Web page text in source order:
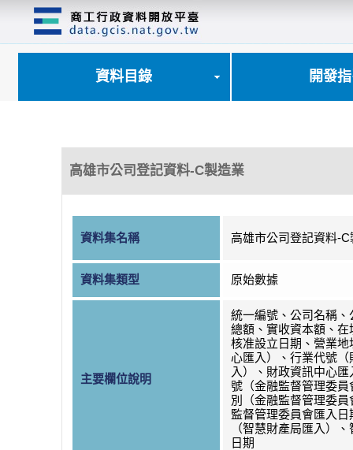
資料目錄 開發
高雄市公司登記資料-C製造業
資料集名稱 高雄市公司登記資料-C
資料集類型 原始數據
主要欄位說明
統一編號、公司名稱、
總額、實收資本額、在
核准設立日期、營業地
心匯入）、行業代號（
入）、財政資訊中心
號（金融監督管理委員
別（金融監督管理委
監督管理委員會匯入日
（智慧財產局匯入）
日期